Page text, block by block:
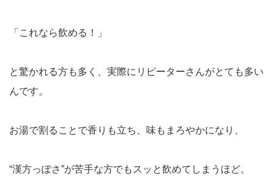
「これなら飲める！」
と驚かれる方も多く、実際に リピーターさんがとても多い
んです。
お湯で割ることで香りも立ち、味もまろやかになり、
“漢方っぽさ”が苦手な方でもスッと飲めてしまうほど。